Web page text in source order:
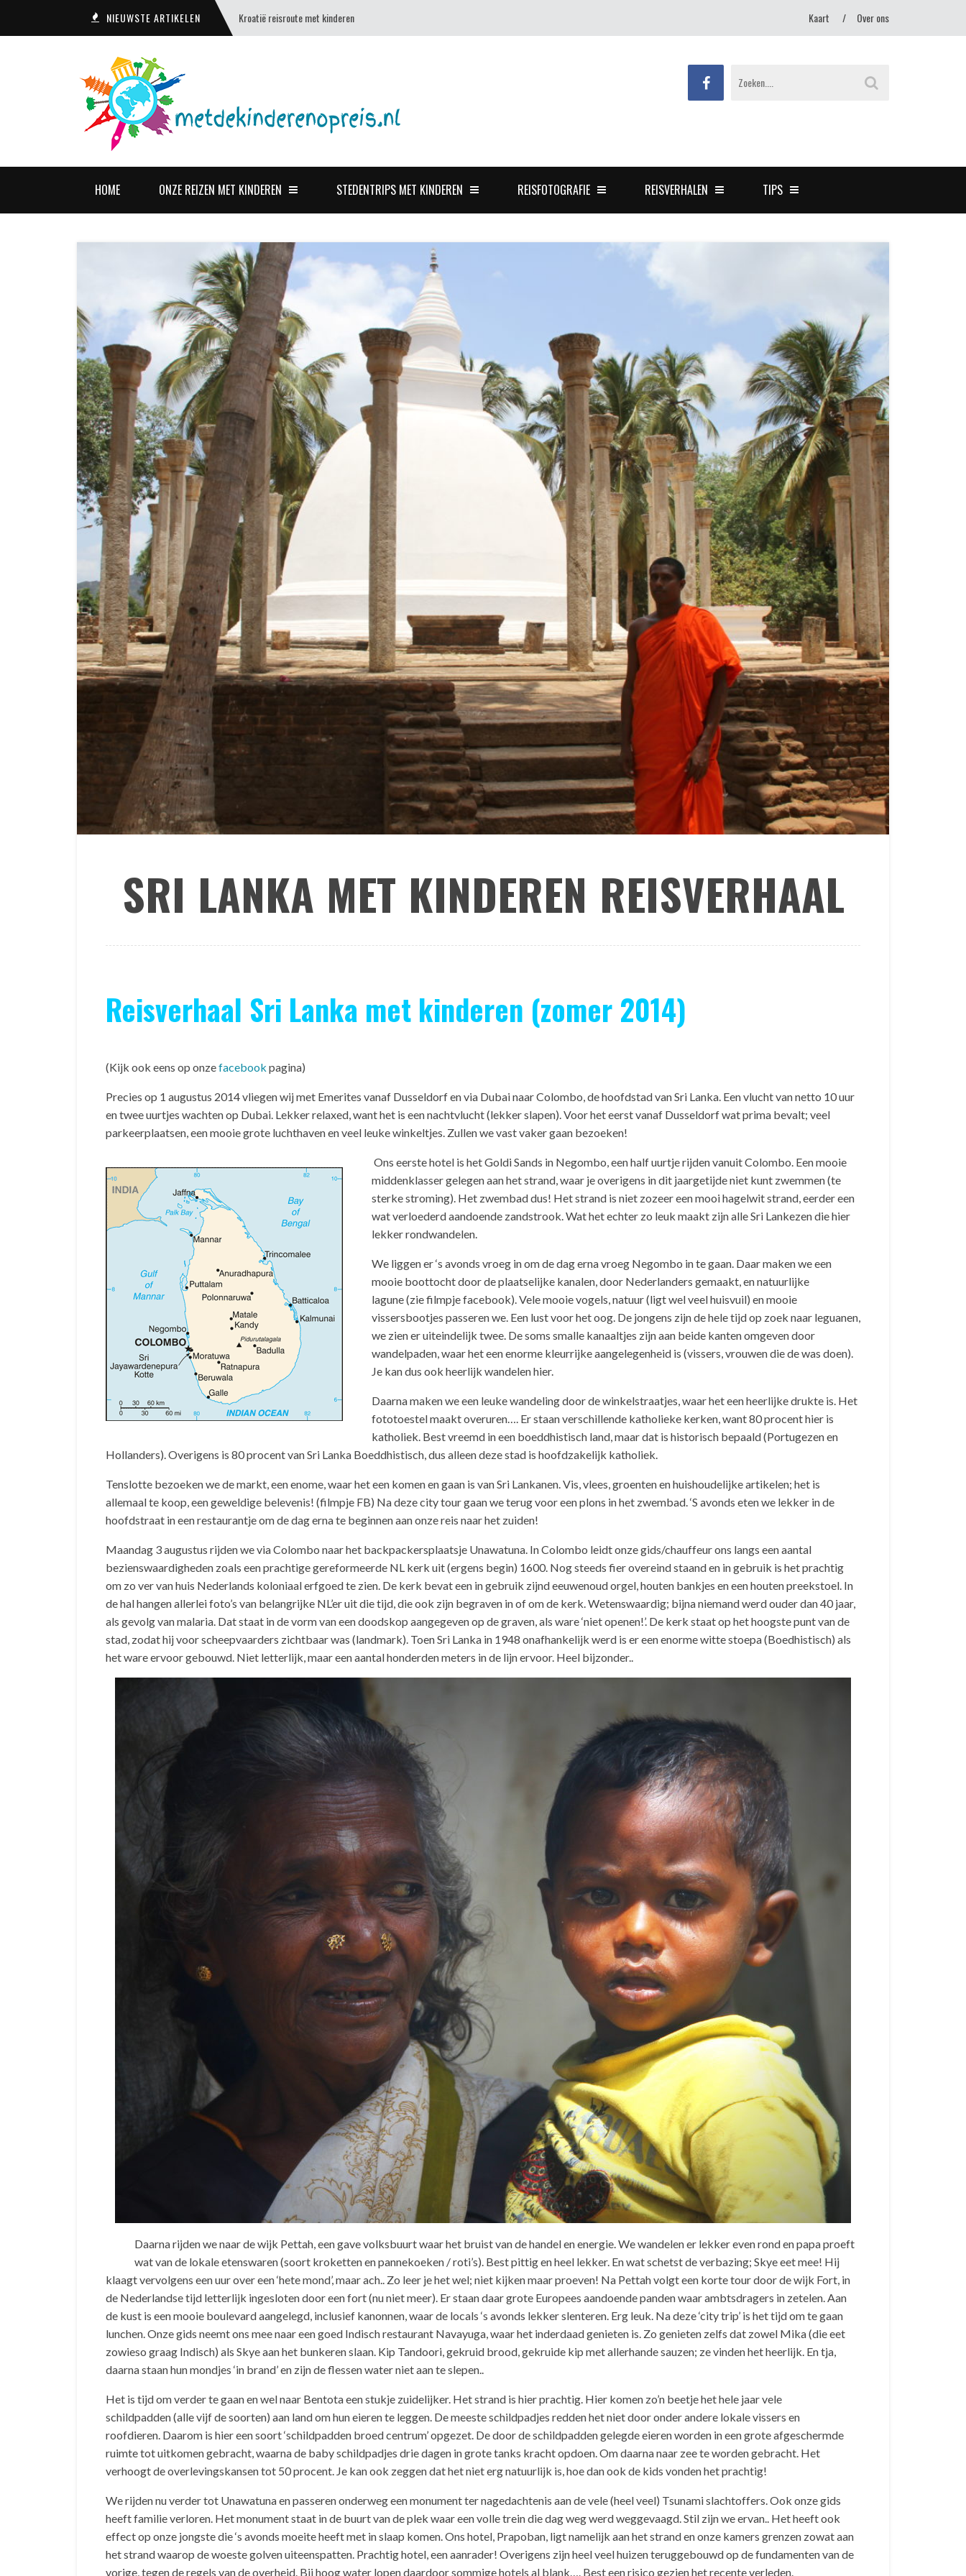
NIEUWSTE ARTIKELEN Kroatië reisroute met kinderen Kaart Over ons
HOME ONZE REIZEN MET KINDEREN STEDENTRIPS MET KINDEREN REISFOTOGRAFIE REISVERHALEN TIPS
SRI LANKA MET KINDEREN REISVERHAAL
Reisverhaal Sri Lanka met kinderen (zomer 2014)
(Kijk ook eens op onzefacebook pagina)
Precies op 1 augustus 2014 vliegen wij met Emerites vanaf Dusseldorf en via Dubai naar Colombo, de hoofdstad van Sri Lanka. Een vlucht van netto 10 uur
en twee uurtjes wachten op Dubai. Lekker relaxed, want het is een nachtvlucht (lekker slapen). Voor het eerst vanaf Dusseldorf wat prima bevalt; veel
parkeerplaatsen, een mooie grote luchthaven en veel leuke winkeltjes. Zullen we vast vaker gaan bezoeken!
Ons eerste hotel is het Goldi Sands in Negombo, een half uurtje rijden vanuit Colombo. Een mooie
middenklasser gelegen aan het strand, waar je overigens in dit jaargetijde niet kunt zwemmen (te
sterke stroming). Het zwembad dus! Het strand is niet zozeer een mooi hagelwit strand, eerder een
wat verloederd aandoende zandstrook. Wat het echter zo leuk maakt zijn alle Sri Lankezen die hier
lekker rondwandelen.
We liggen er ‘s avonds vroeg in om de dag erna vroeg Negombo in te gaan. Daar maken we een
mooie boottocht door de plaatselijke kanalen, door Nederlanders gemaakt, en natuurlijke
lagune (zie filmpje facebook). Vele mooie vogels, natuur (ligt wel veel huisvuil) en mooie
vissersbootjes passeren we. Een lust voor het oog. De jongens zijn de hele tijd op zoek naar leguanen,
we zien er uiteindelijk twee. De soms smalle kanaaltjes zijn aan beide kanten omgeven door
wandelpaden, waar het een enorme kleurrijke aangelegenheid is (vissers, vrouwen die de was doen).
Je kan dus ook heerlijk wandelen hier.
Daarna maken we een leuke wandeling door de winkelstraatjes, waar het een heerlijke drukte is. Het
fototoestel maakt overuren…. Er staan verschillende katholieke kerken, want 80 procent hier is
katholiek. Best vreemd in een boeddhistisch land, maar dat is historisch bepaald (Portugezen en
Hollanders). Overigens is 80 procent van Sri Lanka Boeddhistisch, dus alleen deze stad is hoofdzakelijk katholiek.
Tenslotte bezoeken we de markt, een enome, waar het een komen en gaan is van Sri Lankanen. Vis, vlees, groenten en huishoudelijke artikelen; het is
allemaal te koop, een geweldige belevenis! (filmpje FB) Na deze city tour gaan we terug voor een plons in het zwembad. ‘S avonds eten we lekker in de
hoofdstraat in een restaurantje om de dag erna te beginnen aan onze reis naar het zuiden!
Maandag 3 augustus rijden we via Colombo naar het backpackersplaatsje Unawatuna. In Colombo leidt onze gids/chauffeur ons langs een aantal
bezienswaardigheden zoals een prachtige gereformeerde NL kerk uit (ergens begin) 1600. Nog steeds fier overeind staand en in gebruik is het prachtig
om zo ver van huis Nederlands koloniaal erfgoed te zien. De kerk bevat een in gebruik zijnd eeuwenoud orgel, houten bankjes en een houten preekstoel. In
de hal hangen allerlei foto’s van belangrijke NL’er uit die tijd, die ook zijn begraven in of om de kerk. Wetenswaardig; bijna niemand werd ouder dan 40 jaar,
als gevolg van malaria. Dat staat in de vorm van een doodskop aangegeven op de graven, als ware ‘niet openen!’. De kerk staat op het hoogste punt van de
stad, zodat hij voor scheepvaarders zichtbaar was (landmark). Toen Sri Lanka in 1948 onafhankelijk werd is er een enorme witte stoepa (Boedhistisch) als
het ware ervoor gebouwd. Niet letterlijk, maar een aantal honderden meters in de lijn ervoor. Heel bijzonder..
Daarna rijden we naar de wijk Pettah, een gave volksbuurt waar het bruist van de handel en energie. We wandelen er lekker even rond en papa proeft
wat van de lokale etenswaren (soort kroketten en pannekoeken / roti’s). Best pittig en heel lekker. En wat schetst de verbazing; Skye eet mee! Hij
klaagt vervolgens een uur over een ‘hete mond’, maar ach.. Zo leer je het wel; niet kijken maar proeven! Na Pettah volgt een korte tour door de wijk Fort, in
de Nederlandse tijd letterlijk ingesloten door een fort (nu niet meer). Er staan daar grote Europees aandoende panden waar ambtsdragers in zetelen. Aan
de kust is een mooie boulevard aangelegd, inclusief kanonnen, waar de locals ‘s avonds lekker slenteren. Erg leuk. Na deze ‘city trip’ is het tijd om te gaan
lunchen. Onze gids neemt ons mee naar een goed Indisch restaurant Navayuga, waar het inderdaad genieten is. Zo genieten zelfs dat zowel Mika (die eet
zowieso graag Indisch) als Skye aan het bunkeren slaan. Kip Tandoori, gekruid brood, gekruide kip met allerhande sauzen; ze vinden het heerlijk. En tja,
daarna staan hun mondjes ‘in brand’ en zijn de flessen water niet aan te slepen..
Het is tijd om verder te gaan en wel naar Bentota een stukje zuidelijker. Het strand is hier prachtig. Hier komen zo’n beetje het hele jaar vele
schildpadden (alle vijf de soorten) aan land om hun eieren te leggen. De meeste schildpadjes redden het niet door onder andere lokale vissers en
roofdieren. Daarom is hier een soort ‘schildpadden broed centrum’ opgezet. De door de schildpadden gelegde eieren worden in een grote afgeschermde
ruimte tot uitkomen gebracht, waarna de baby schildpadjes drie dagen in grote tanks kracht opdoen. Om daarna naar zee te worden gebracht. Het
verhoogt de overlevingskansen tot 50 procent. Je kan ook zeggen dat het niet erg natuurlijk is, hoe dan ook de kids vonden het prachtig!
We rijden nu verder tot Unawatuna en passeren onderweg een monument ter nagedachtenis aan de vele (heel veel) Tsunami slachtoffers. Ook onze gids
heeft familie verloren. Het monument staat in de buurt van de plek waar een volle trein die dag weg werd weggevaagd. Stil zijn we ervan.. Het heeft ook
effect op onze jongste die ‘s avonds moeite heeft met in slaap komen. Ons hotel, Prapoban, ligt namelijk aan het strand en onze kamers grenzen zowat aan
het strand waarop de woeste golven uiteenspatten. Prachtig hotel, een aanrader! Overigens zijn heel veel huizen teruggebouwd op de fundamenten van de
vorige, tegen de regels van de overheid. Bij hoog water lopen daardoor sommige hotels al blank…. Best een risico gezien het recente verleden.